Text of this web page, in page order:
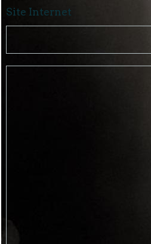
Site Internet